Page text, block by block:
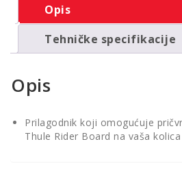
Opis
Tehničke specifikacije
Opis
Prilagodnik koji omogućuje
Thule Rider Board na vaša